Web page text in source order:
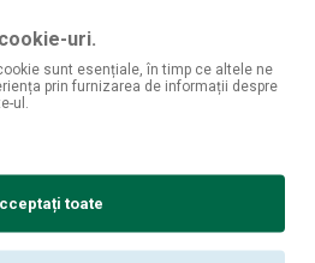
cuptor (doradă sau lup de mare)
servirea la
10-12°C
buchetului complex să se deschidă
uri.
sunt esențiale, în timp ce altele ne
prin furnizarea de informații despre
ul.
toate